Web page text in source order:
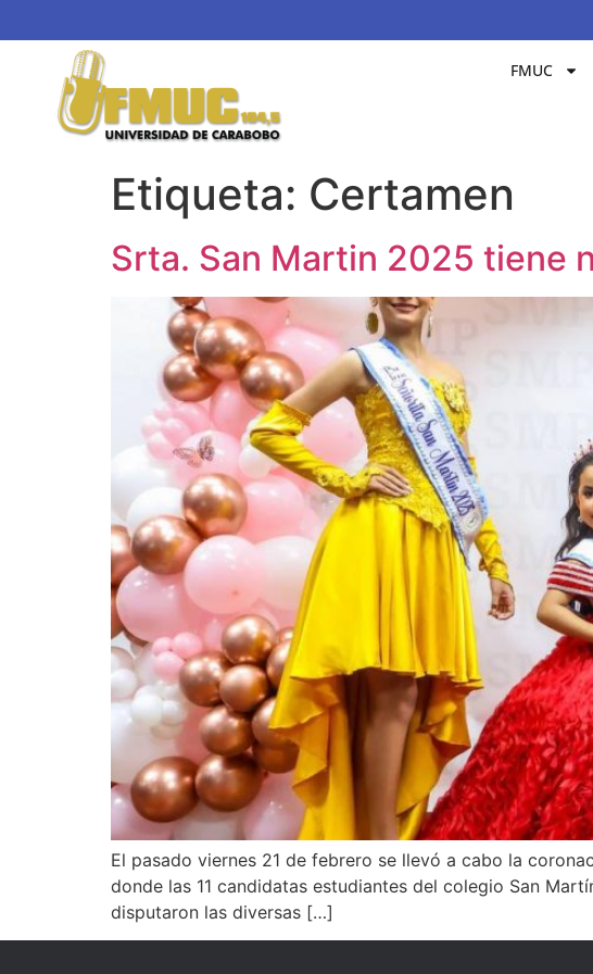
FMUC
Etiqueta: Certamen
Srta. San Martin 2025 tiene
El pasado viernes 21 de febrero se llevó a cabo la
donde las 11 candidatas estudiantes del colegio San
disputaron las diversas […]